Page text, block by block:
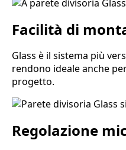
Facilità di
Glass è il sistema più
rendono ideale anche
progetto.
Regolazione